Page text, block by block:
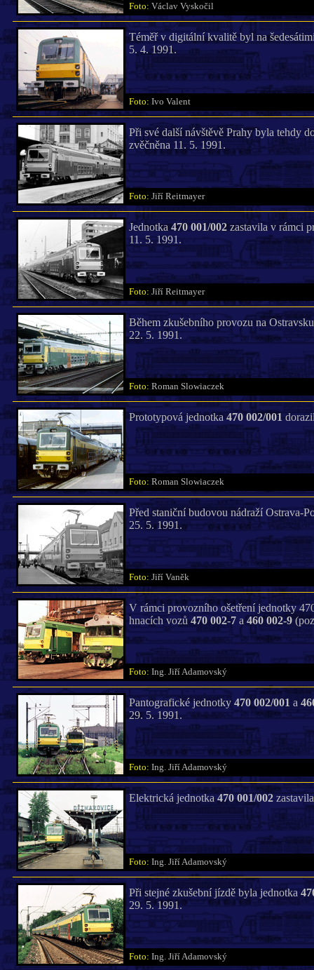
Foto: Václav Vyskočil
Téměř v digitální kvalitě byl na
5. 4. 1991.
Foto: Ivo Valent
Při své další návštěvě Prahy byla tehdy
zvěčněna 11. 5. 1991.
Foto: Jiří Reitmayer
Jednotka470 001/002zastavila v rámci
11. 5. 1991.
Foto: Jiří Reitmayer
Během zkušebního provozu na
22. 5. 1991.
Foto: Roman Slowiaczek
Prototypová jednotka470 002/001
Foto: Roman Slowiaczek
Před staniční budovou nádraží Ostrava-
25. 5. 1991.
Foto: Jiří Vaněk
V rámci provozního ošetření jednotky
hnacích vozů470 002-7a460 002-9
Foto: Ing. Jiří Adamovský
Pantografické jednotky 470 002/001 a
29. 5. 1991.
Foto: Ing. Jiří Adamovský
Elektrická jednotka470 001/002
Foto: Ing. Jiří Adamovský
Při stejné zkušební jízdě byla jednotka
29. 5. 1991.
Foto: Ing. Jiří Adamovský